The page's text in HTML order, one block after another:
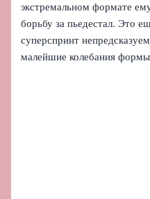
экстремальном формате
борьбу за пьедестал. Это
суперспринт
малейшие колебания